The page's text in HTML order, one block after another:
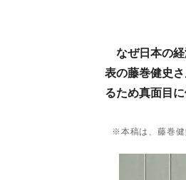
なぜ日本の
表の藤巻健史
るため真面目
※本稿は、藤巻健